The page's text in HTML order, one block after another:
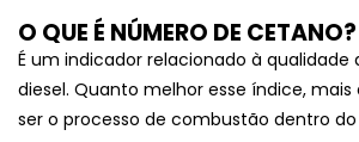
O QUE É NÚMERO DE CETANO?
É um indicador relacionado à qualidade
diesel. Quanto melhor esse índice,
ser o processo de combustão dentro